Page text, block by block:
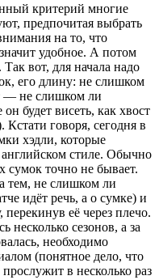
критерий многие
предпочитая выбрать
на то, что
удобное. А потом
вот, для начала надо
его длину: не слишком
— не слишком ли
будет висеть, как хвост
говоря, сегодня в
хэдли, которые
английском стиле. Обычно
точно не бывает.
тем, не слишком ли
идёт речь, а о сумке) и
перекинув её через плечо.
несколько сезонов, а за
необходимо
(понятное дело, что
в несколько раз